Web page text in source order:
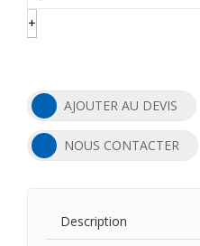
+
AJOUTER AU DEVIS
NOUS CONTACTER
Description